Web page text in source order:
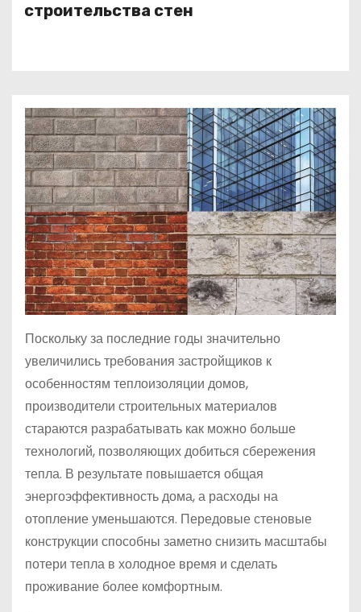
строительства стен
Поскольку за последние годы значительно
увеличились требования застройщиков к
особенностям теплоизоляции домов,
производители строительных материалов
стараются разрабатывать как можно больше
технологий, позволяющих добиться сбережения
тепла. В результате повышается общая
энергоэффективность дома, а расходы на
отопление уменьшаются. Передовые стеновые
конструкции способны заметно снизить масштабы
потери тепла в холодное время и сделать
проживание более комфортным.